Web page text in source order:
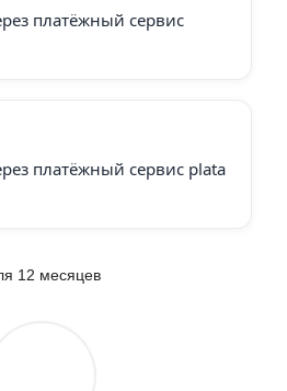
платёжный сервис
платёжный сервис plata
12 месяцев